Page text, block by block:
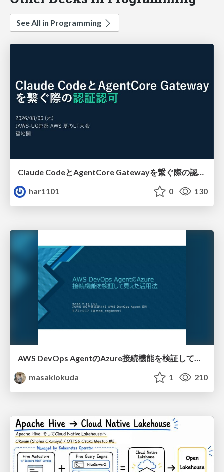
See All in Programming
har1101
0 130
AWS DevOps AgentのAzure接続機能を検証して見えた活用法／Use Cases Verified for the AWS DevOps Agent's Azure Connectivity Feature
masakiokuda
1 210